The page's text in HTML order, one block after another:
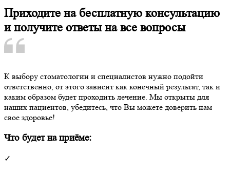
Приходите на бесплатную консультацию
и получите ответы на все вопросы
К выбору стоматологии и специалистов нужно подойти
ответственно, от этого зависит как конечный результат, так и
каким образом будет проходить лечение. Мы открыты для
наших пациентов, убедитесь, что Вы можете доверить нам
свое здоровье!
Что будет на приёме:
✓